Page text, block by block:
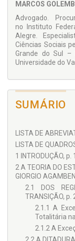
MARCOS
Advogado.
no Instituto
Alegre.
Ciências Sociais
Grande do Sul –
Universidade do
SUMÁRIO
LISTA DE
LISTA DE
1 INTRODUÇÃO, p.
2 A TEORIA DO
GIORGIO
2.1 DOS
TRANSIÇÃO, p.
2.1.1 A
Totalitária
2.1.2 A